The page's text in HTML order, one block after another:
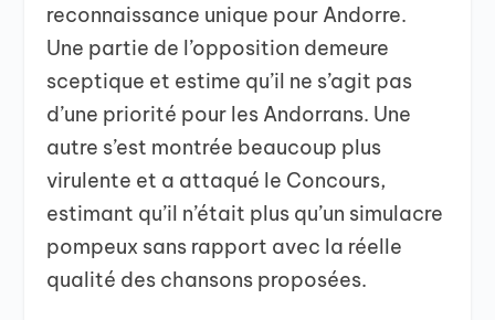
reconnaissance unique pour Andorre.
Une partie de l’opposition demeure
sceptique et estime qu’il ne s’agit pas
d’une priorité pour les Andorrans. Une
autre s’est montrée beaucoup plus
virulente et a attaqué le Concours,
estimant qu’il n’était plus qu’un simulacre
pompeux sans rapport avec la réelle
qualité des chansons proposées.